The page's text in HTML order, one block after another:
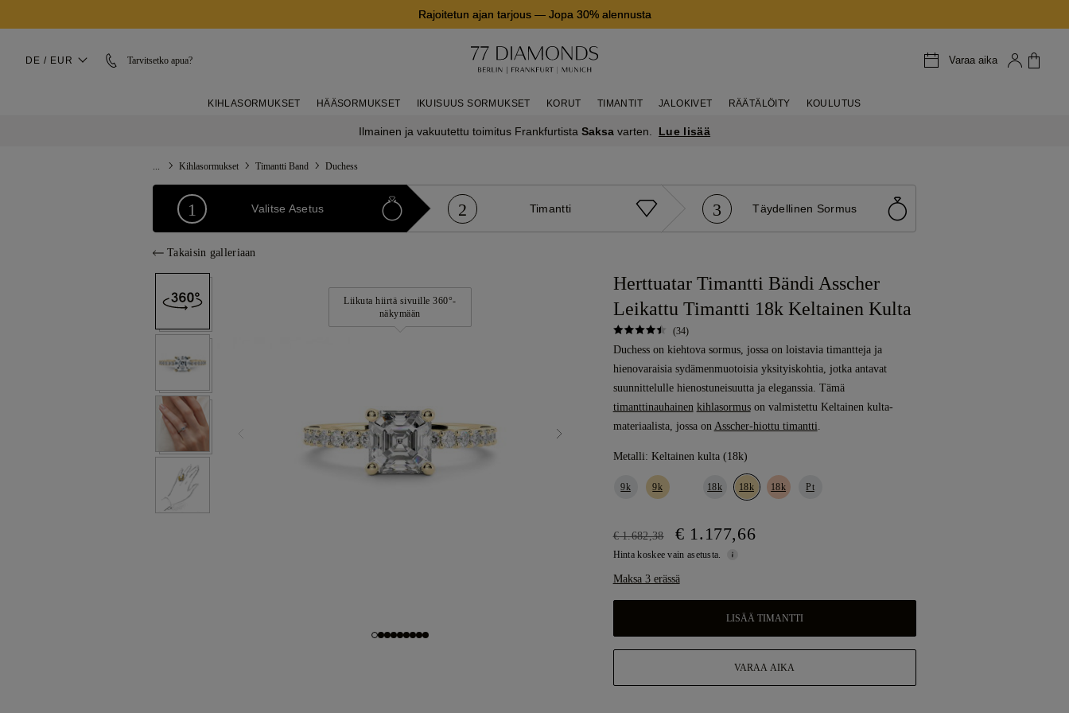
Rajoitetun ajan tarjous— Jopa 30% alennusta
DE / EUR Tarvitsetko apua? Varaa aika
KIHLASORMUKSET HÄÄSORMUKSET IKUISUUS SORMUKSET KORUT TIMANTIT JALOKIVET RÄÄTÄLÖITY KOULUTUS
Ilmainen ja vakuutettu toimitus Frankfurtista Saksavarten. Lue lisää
Kihlasormukset Timantti Band Duchess
1 Valitse Asetus 2 Timantti 3 Täydellinen Sormus
Takaisin galleriaan
Liikuta hiirtä sivuille 360°-
näkymään
Herttuatar Timantti Bändi Asscher
Leikattu Timantti 18k Keltainen Kulta
(34)
Duchess on kiehtova sormus, jossa on loistavia timantteja ja
hienovaraisia sydämenmuotoisia yksityiskohtia, jotka antavat
suunnittelulle hienostuneisuutta ja eleganssia. Tämä
timanttinauhainen kihlasormuson valmistettu Keltainen kulta-
materiaalista, jossa on Asscher-hiottu timantti.
Metalli: Keltainen kulta (18k)
9k 9k 18k 18k 18k Pt
€ 1.682,38 € 1.177,66
Hinta koskee vain asetusta.
Maksa 3 erässä
LISÄÄ TIMANTTI
VARAA AIKA